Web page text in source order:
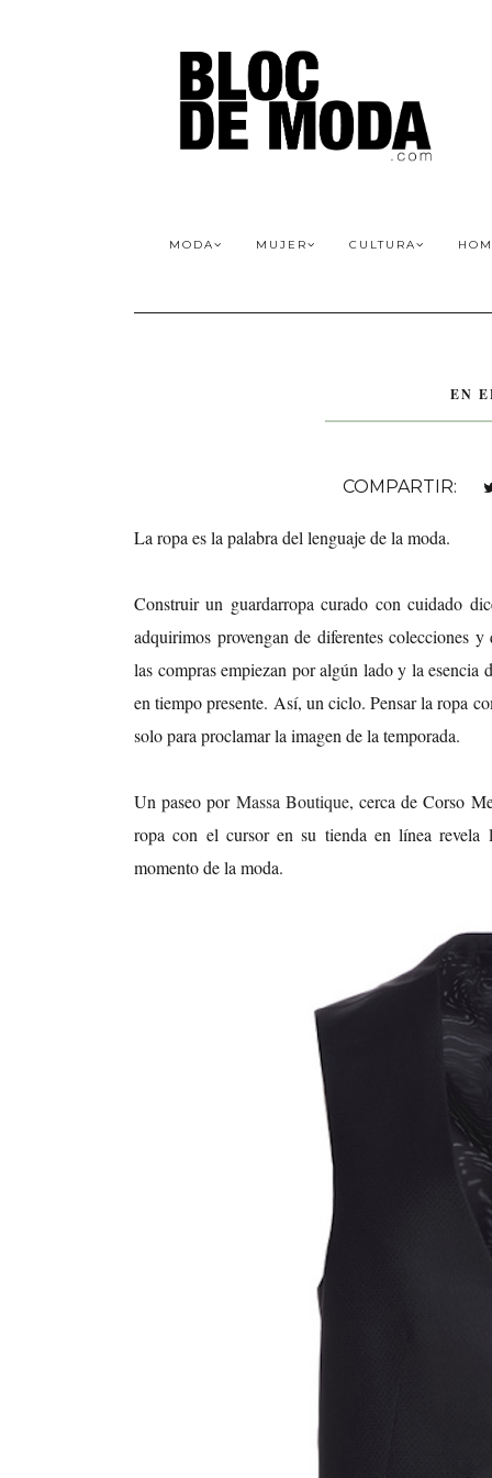
MODA MUJER CULTURA
EN
COMPARTIR:
La ropa es la palabra del lenguaje de la moda.
Construir un guardarropa curado con cuidado
adquirimos provengan de diferentes colecciones
las compras empiezan por algún lado y la esencia
en tiempo presente. Así, un ciclo. Pensar la ropa
solo para proclamar la imagen de la temporada.
Un paseo por Massa Boutique, cerca de Corso
ropa con el cursor en su tienda en línea revela
momento de la moda.